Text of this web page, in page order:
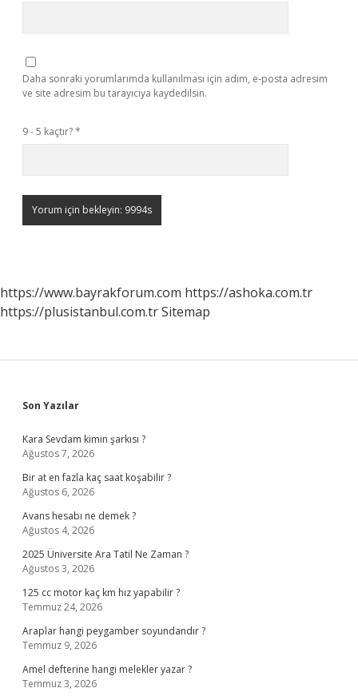
Daha sonraki yorumlarımda kullanılması için adım, e-posta adresim
ve site adresim bu tarayıcıya kaydedilsin.
9 - 5 kaçtır?*
https://www.bayrakforum.com https://ashoka.com.tr
https://plusistanbul.com.trSitemap
Sidebar
Son Yazılar
Kara Sevdam kimin şarkısı ?
Ağustos 7, 2026
Bir at en fazla kaç saat koşabilir ?
Ağustos 6, 2026
Avans hesabı ne demek ?
Ağustos 4, 2026
2025 Üniversite Ara Tatil Ne Zaman ?
Ağustos 3, 2026
125 cc motor kaç km hız yapabilir ?
Temmuz 24, 2026
Araplar hangi peygamber soyundandır ?
Temmuz 9, 2026
Amel defterine hangi melekler yazar ?
Temmuz 3, 2026